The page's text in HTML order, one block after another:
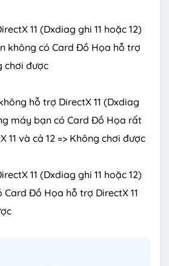
11 (Dxdiag ghi 11 hoặc 12)
không có Card Đồ Họa hỗ trợ
chơi được
hỗ trợ DirectX 11 (Dxdiag
máy bạn có Card Đồ Họa rất
11 và cả 12 => Không chơi được
11 (Dxdiag ghi 11 hoặc 12)
Đồ Họa hỗ trợ DirectX 11